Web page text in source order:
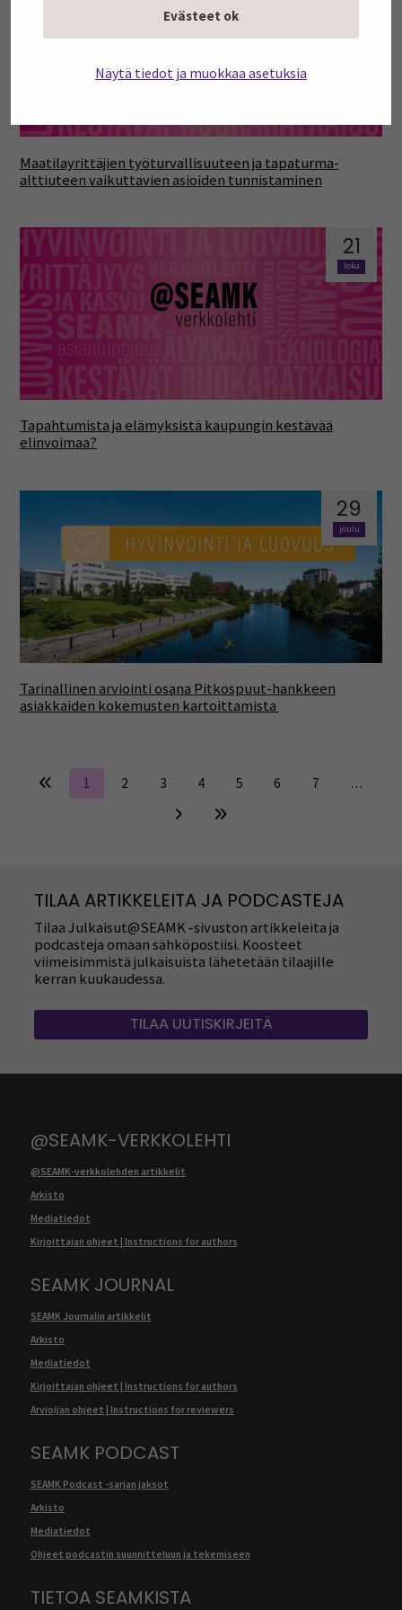
Evästeet ok
Näytä tiedot ja muokkaa asetuksia
Maatilayrittäjien työturvallisuuteen ja tapaturma-
alttiuteen vaikuttavien asioiden tunnistaminen
21
loka
Tapahtumista ja elämyksistä kaupungin kestävää
elinvoimaa?
29
joulu
Tarinallinen arviointi osana Pitkospuut-hankkeen
asiakkaiden kokemusten kartoittamista
1 2 3 4 5 6 7 …
TILAA ARTIKKELEITA JA PODCASTEJA
Tilaa Julkaisut@SEAMK -sivuston artikkeleita ja
podcasteja omaan sähköpostiisi. Koosteet
viimeisimmistä julkaisuista lähetetään tilaajille
kerran kuukaudessa.
TILAA UUTISKIRJEITÄ
@SEAMK-VERKKOLEHTI
@SEAMK-verkkolehden artikkelit
Arkisto
Mediatiedot
Kirjoittajan ohjeet | Instructions for authors
SEAMK JOURNAL
SEAMK Journalin artikkelit
Arkisto
Mediatiedot
Kirjoittajan ohjeet | Instructions for authors
Arvioijan ohjeet | Instructions for reviewers
SEAMK PODCAST
SEAMK Podcast -sarjan jaksot
Arkisto
Mediatiedot
Ohjeet podcastin suunnitteluun ja tekemiseen
TIETOA SEAMKISTA